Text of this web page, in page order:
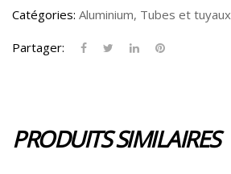
Catégories: Aluminium, Tubes et tuyaux
Partager:
PRODUITS SIMILAIRES